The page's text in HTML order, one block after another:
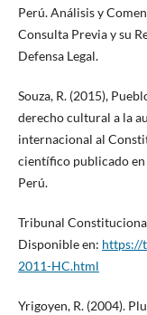
Perú. Análisis y
Consulta Previa y su
Defensa Legal.
Souza, R. (2015),
derecho cultural a la
internacional al
científico publicado
Perú.
Tribunal
Disponible en: https://
2011-HC.html
Yrigoyen, R. (2004).